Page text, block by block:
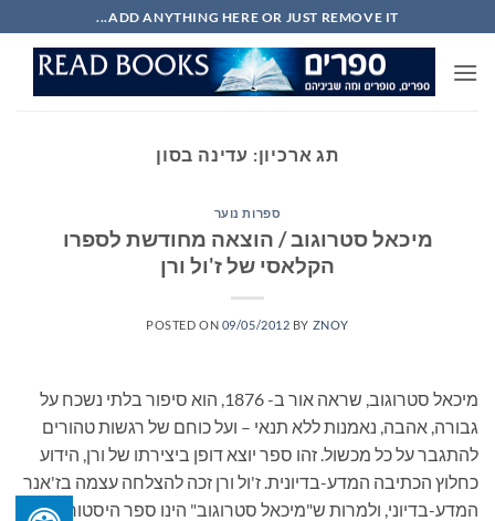
to
content
ADD ANYTHING HERE OR JUST REMOVE IT...
תג ארכיון: עדינה בסון
ספרות נוער
מיכאל סטרוגוב / הוצאה מחודשת לספרו
הקלאסי של ז'ול ורן
POSTED ON 09/05/2012 BY ZNOY
מיכאל סטרוגוב, שראה אור ב- 1876, הוא סיפור בלתי נשכח על
גבורה, אהבה, נאמנות ללא תנאי – ועל כוחם של רגשות טהורים
להתגבר על כל מכשול. זהו ספר יוצא דופן ביצירתו של ורן, הידוע
כחלוץ הכתיבה המדע-בדיונית. ז'ול ורן זכה להצלחה עצמה בז'אנר
המדע-בדיוני, ולמרות ש"מיכאל סטרוגוב" הינו ספר היסטורי – הוא